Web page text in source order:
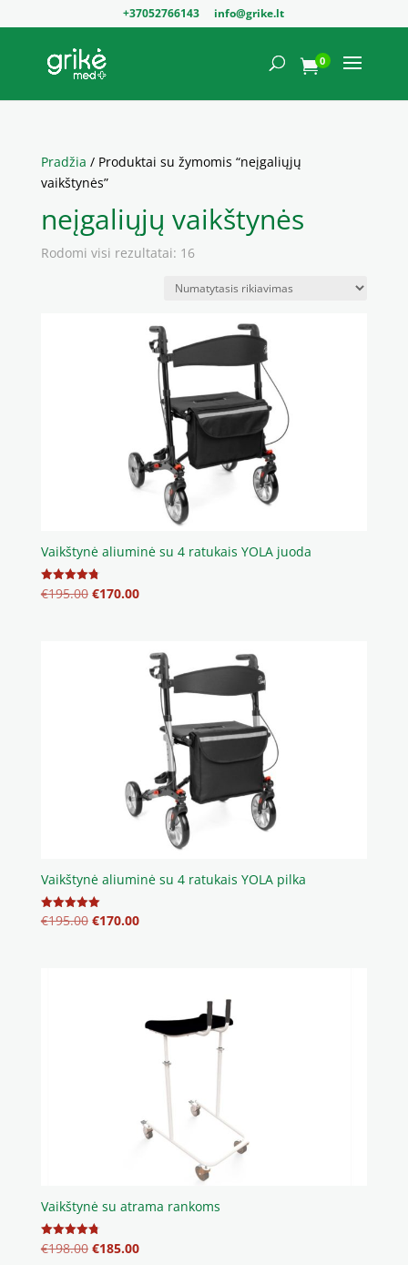
+37052766143 info@grike.lt
0
Pradžia / Produktai su žymomis “neįgaliųjų
vaikštynės”
neįgaliųjų vaikštynės
Rodomi visi rezultatai: 16
Vaikštynė aliuminė su 4 ratukais YOLA juoda
Įvertinimas:
4.80
€195.00 Original
€170.00Current
€170.00.
Vaikštynė aliuminė su 4 ratukais YOLA pilka
Įvertinimas:
5.00
€195.00 Original
€170.00Current
Vaikštynė su atrama rankoms
Įvertinimas:
4.80
€198.00 Original
€185.00Current